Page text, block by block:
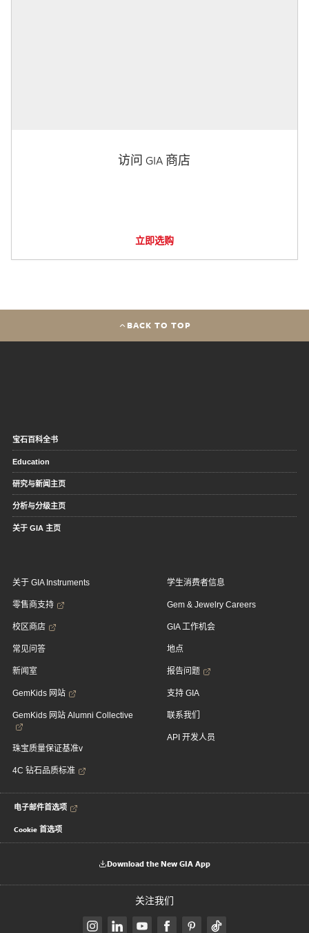
访问 GIA 商店
立即选购
BACK TO TOP
宝石百科全书
Education
研究与新闻主页
分析与分级主页
关于 GIA 主页
关于 GIA Instruments
零售商支持
校区商店
常见问答
新闻室
GemKids 网站
GemKids 网站 Alumni Collective
珠宝质量保证基准v
4C 钻石品质标准
学生消费者信息
Gem & Jewelry Careers
GIA 工作机会
地点
报告问题
支持 GIA
联系我们
API 开发人员
电子邮件首选项
Cookie 首选项
Download the New GIA App
关注我们